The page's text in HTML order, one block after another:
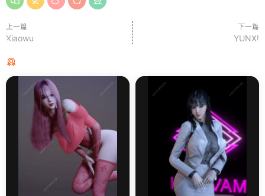
上一篇
Xiaowu
下一篇
YUNXI